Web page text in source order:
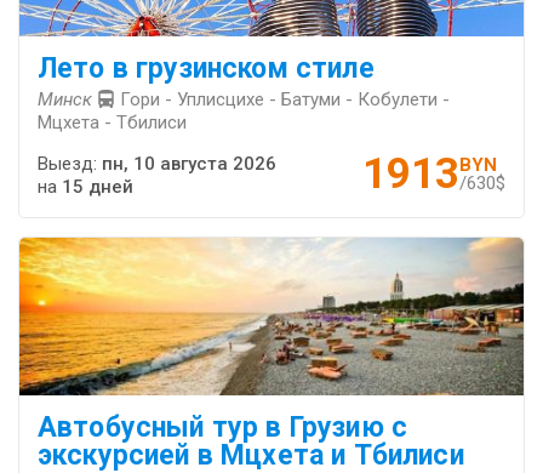
Лето в грузинском стиле
Минск
Гори - Уплисцихе - Батуми - Кобулети -
Мцхета - Тбилиси
1913BYN
/630$
Выезд: пн, 10 августа 2026
на 15 дней
Автобусный тур в Грузию с
экскурсией в Мцхета и Тбилиси